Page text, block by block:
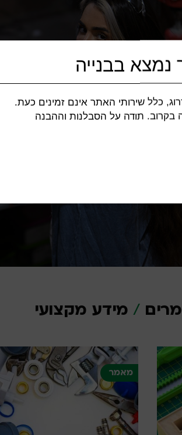
/ מידע מקצועי
מידע מקצועי
בבנייה
כלל שירותי האתר אינם זמינים כעת.
בקרוב. תודה על הסבלנות וההבנה